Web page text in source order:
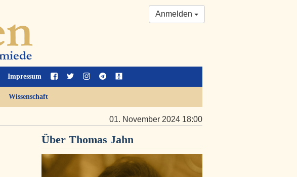
Impressum
Anmelden
Wissenschaft
01. November 2024 18:00
Über Thomas Jahn